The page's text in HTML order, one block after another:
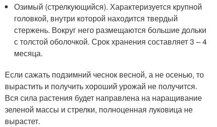
Озимый (стрелкующийся). Характеризуется крупной
головкой, внутри которой находится твердый
стержень. Вокруг него размещаются большие дольки
с толстой оболочкой. Срок хранения составляет 3 – 4
месяца.
Если сажать подзимний чеснок весной, а не осенью, то
вырастить и получить хороший урожай не получится.
Вся сила растения будет направлена на наращивание
зеленой массы и стрелки, полноценная луковица не
вырастет.